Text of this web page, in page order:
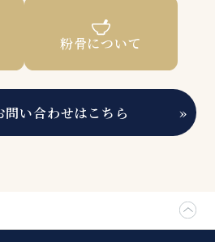
粉骨について
問い合わせはこちら »